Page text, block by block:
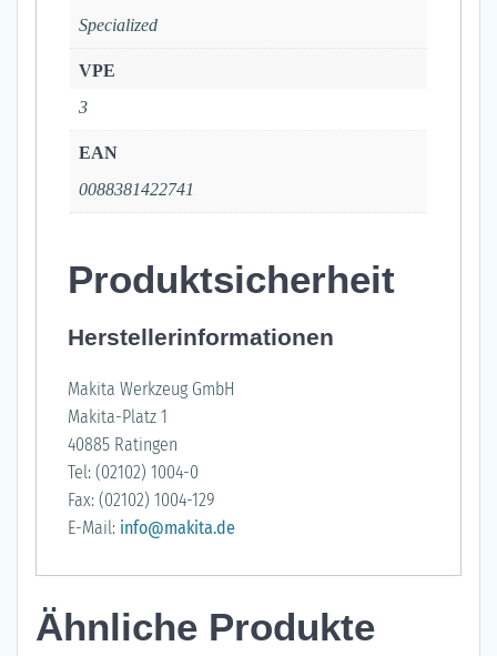
Specialized
VPE
3
EAN
0088381422741
Produktsicherheit
Herstellerinformationen
Makita Werkzeug GmbH
Makita-Platz 1
40885 Ratingen
Tel: (02102) 1004-0
Fax: (02102) 1004-129
E-Mail: info@makita.de
Ähnliche Produkte